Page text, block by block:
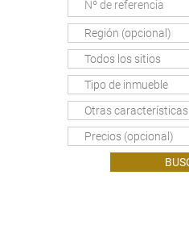
Región (opcional)
Todos los sitios
Tipo de inmueble
Otras características
Precios (opcional)